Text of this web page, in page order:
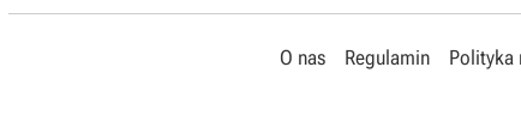
O nas Regulamin Polityka